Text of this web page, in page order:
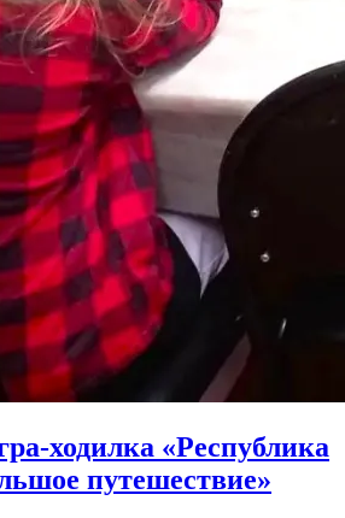
ходилка «Республика
путешествие»